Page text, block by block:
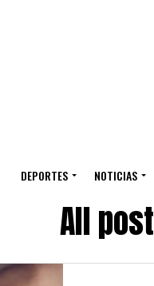
DEPORTES NOTICIAS
All